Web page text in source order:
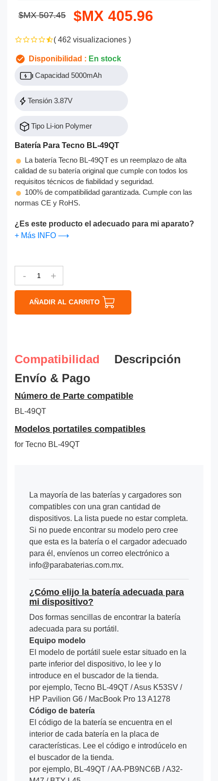
$MX 507.45 $MX 405.96
( 462 visualizaciones )
Disponibilidad : En stock
Capacidad 5000mAh
Tensión 3.87V
Tipo Li-ion Polymer
Batería Para Tecno BL-49QT
La batería Tecno BL-49QT es un reemplazo de alta
calidad de su batería original que cumple con todos los
requisitos técnicos de fiabilidad y seguridad.
100% de compatibilidad garantizada. Cumple con las
normas CE y RoHS.
¿Es este producto el adecuado para mi aparato?
+ Más INFO ⟶
- +
AÑADIR AL CARRITO
Compatibilidad
Descripción
Envío & Pago
Número de Parte compatible
BL-49QT
Modelos portatiles compatibles
for Tecno BL-49QT
La mayoría de las baterías y cargadores son
compatibles con una gran cantidad de
dispositivos. La lista puede no estar completa.
Si no puede encontrar su modelo pero cree
que esta es la batería o el cargador adecuado
para él, envíenos un correo electrónico a
info@parabaterias.com.mx.
¿Cómo elijo la batería adecuada para
mi dispositivo?
Dos formas sencillas de encontrar la batería
adecuada para su portátil.
Equipo modelo
El modelo de portátil suele estar situado en la
parte inferior del dispositivo, lo lee y lo
introduce en el buscador de la tienda.
por ejemplo, Tecno BL-49QT / Asus K53SV /
HP Pavilion G6 / MacBook Pro 13 A1278
Código de batería
El código de la batería se encuentra en el
interior de cada batería en la placa de
características. Lee el código e introdúcelo en
el buscador de la tienda.
por ejemplo, BL-49QT / AA-PB9NC6B / A32-